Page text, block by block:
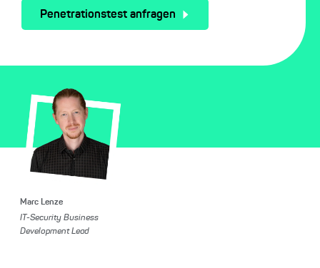
Penetrationstest anfragen
Marc Lenze
IT-Security Business
Development Lead